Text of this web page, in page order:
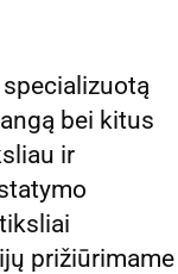
bei kitus
ir
prižiūrimame